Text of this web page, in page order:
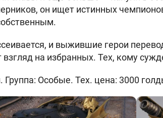
он ищет истинных
и выжившие герои
взгляд на избранных. Тех, кому
Особые. Тех. цена: 3000